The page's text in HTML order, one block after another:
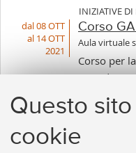
Questo
cookie
INIZIATIVE
dal 08 OTT
al 14 OTT
2021
Corso
Aula virtuale
Corso per
periodici in
1 ...